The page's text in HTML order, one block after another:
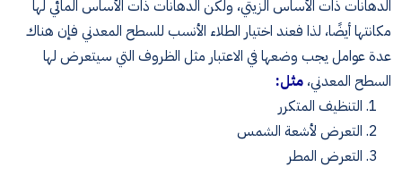
الدهانات ذات الأساس الزيتي، ولكن الدهانات ذات الأساس المائي لها
مكانتها أيضًا، لذا فعند اختيار الطلاء الأنسب للسطح المعدني فإن هناك
عدة عوامل يجب وضعها في الاعتبار مثل الظروف التي سيتعرض لها
السطح المعدني، مثل:
التنظيف المتكرر
التعرض لأشعة الشمس
التعرض المطر